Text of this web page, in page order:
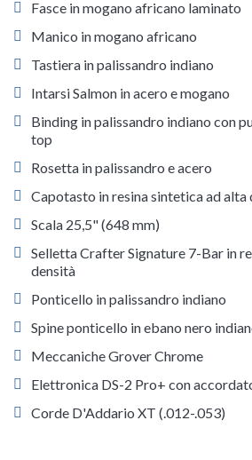
Fasce in mogano africano laminato
Manico in mogano africano
Tastiera in palissandro indiano
Intarsi Salmon in acero e mogano
Binding in palissandro indiano con
top
Rosetta in palissandro e acero
Capotasto in resina sintetica ad alta
Scala 25,5" (648 mm)
Selletta Crafter Signature 7-Bar in
densità
Ponticello in palissandro indiano
Spine ponticello in ebano nero
Meccaniche Grover Chrome
Elettronica DS-2 Pro+ con
Corde D'Addario XT (.012-.053)